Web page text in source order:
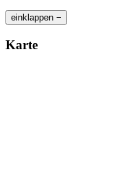
einklappen −
Karte